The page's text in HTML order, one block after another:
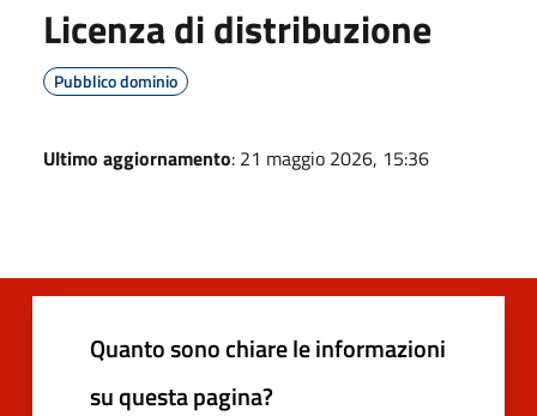
Licenza di distribuzione
Pubblico dominio
Ultimo aggiornamento: 21 maggio 2026, 15:36
Quanto sono chiare le informazioni
su questa pagina?